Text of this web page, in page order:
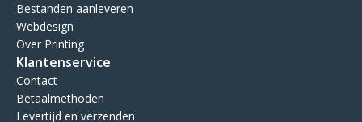
Bestanden aanleveren
Webdesign
Over Printing
Klantenservice
Contact
Betaalmethoden
Levertijd en verzenden